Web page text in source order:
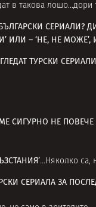
в такова
СЕРИАЛИ?
ИЛИ – ‘НЕ, НЕ
ТУРСКИ
СИГУРНО НЕ ПОВЕЧЕ
…Няколко са,
СЕРИАЛА ЗА